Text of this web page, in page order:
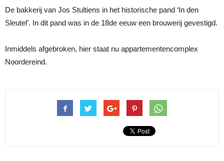
De bakkerij van Jos Stultiens in het historische pand ‘In den
Sleutel’. In dit pand was in de 18de eeuw een brouwerij gevestigd.
Inmiddels afgebroken, hier staat nu appartementencomplex
Noordereind.